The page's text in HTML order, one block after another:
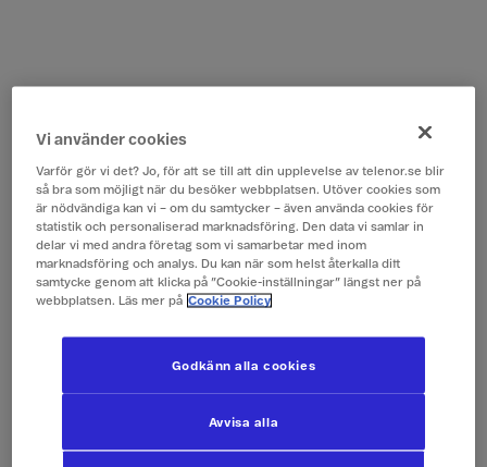
Vi använder cookies
Varför gör vi det? Jo, för att se till att din upplevelse av telenor.se blir
så bra som möjligt när du besöker webbplatsen. Utöver cookies som
är nödvändiga kan vi – om du samtycker – även använda cookies för
statistik och personaliserad marknadsföring. Den data vi samlar in
delar vi med andra företag som vi samarbetar med inom
marknadsföring och analys. Du kan när som helst återkalla ditt
samtycke genom att klicka på ”Cookie-inställningar” längst ner på
webbplatsen. Läs mer på Cookie Policy
Avvisa alla
Godkänn alla cookies